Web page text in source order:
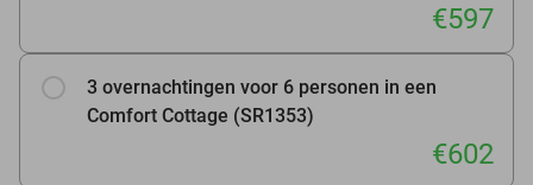
€597
3 overnachtingen voor 6 personen in een
Comfort Cottage (SR1353)
€602